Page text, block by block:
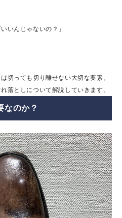
いんじゃないの？」
切っても切り離せない大切な要素。
落としについて解説していきます。
なのか？